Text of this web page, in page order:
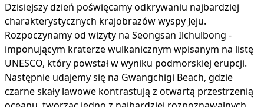
Dzisiejszy dzień poświęcamy odkrywaniu najbardziej
charakterystycznych krajobrazów wyspy Jeju.
Rozpoczynamy od wizyty na Seongsan Ilchulbong -
imponującym kraterze wulkanicznym wpisanym na listę
UNESCO, który powstał w wyniku podmorskiej erupcji.
Następnie udajemy się na Gwangchigi Beach, gdzie
czarne skały lawowe kontrastują z otwartą przestrzenią